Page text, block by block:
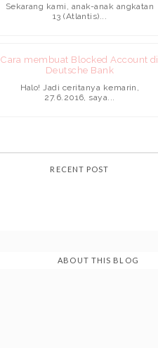
Sekarang kami, anak-anak angkatan
13 (Atlantis)...
Cara membuat Blocked Account di
Deutsche Bank
Halo! Jadi ceritanya kemarin,
27.6.2016, saya...
RECENT POST
ABOUT THIS BLOG